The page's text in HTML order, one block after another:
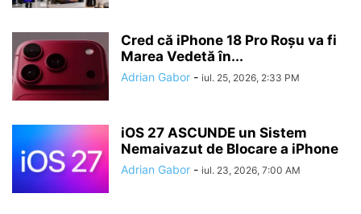
Cred că iPhone 18 Pro Roșu va fi
Marea Vedetă în...
Adrian Gabor - iul. 25, 2026, 2:33 PM
iOS 27 ASCUNDE un Sistem
Nemaivazut de Blocare a iPhone
Adrian Gabor - iul. 23, 2026, 7:00 AM